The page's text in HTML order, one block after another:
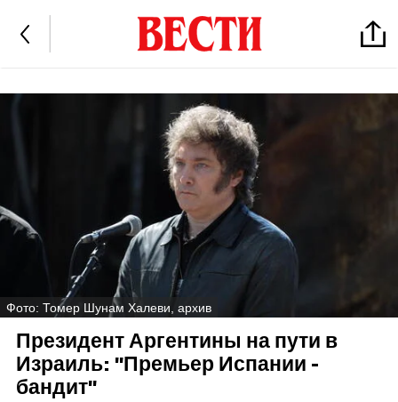
Фото: Томер Шунам Халеви, архив
Президент Аргентины на пути в
Израиль: "Премьер Испании -
бандит"